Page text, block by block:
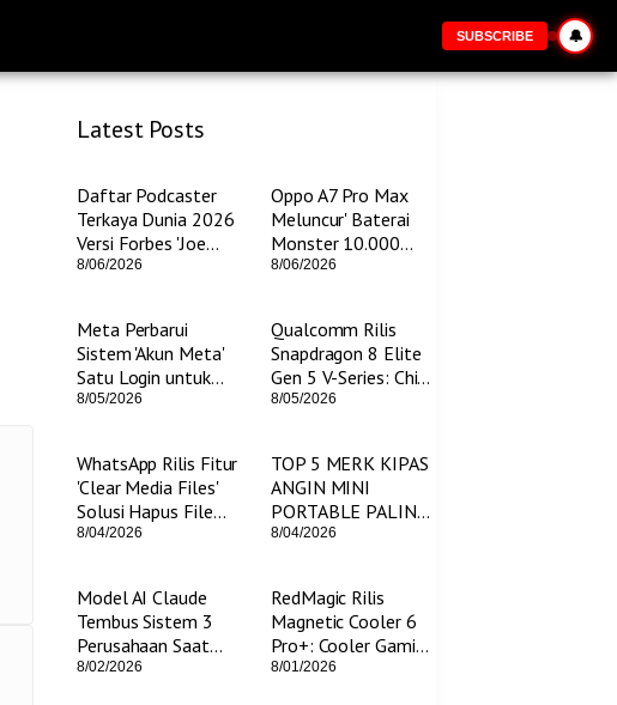
SUBSCRIBE 🔔
Latest Posts
Daftar Podcaster
Terkaya Dunia 2026
Versi Forbes 'Joe
Rogan Tembus Rp
8/06/2026
Oppo A7 Pro Max
Meluncur' Baterai
Monster 10.000
mAh dan Debut
8/06/2026
Meta Perbarui
Sistem 'Akun Meta'
Satu Login untuk
Semua Aplikasi dan
8/05/2026
Qualcomm Rilis
Snapdragon 8 Elite
Gen 5 V-Series: Chip
Gaming Anyar siap
8/05/2026
WhatsApp Rilis Fitur
'Clear Media Files'
Solusi Hapus File
Saluran WA Biar
8/04/2026
TOP 5 MERK KIPAS
ANGIN MINI
PORTABLE PALING
LARIS DI
8/04/2026
Model AI Claude
Tembus Sistem 3
Perusahaan Saat
Pengujian Keamanan
8/02/2026
RedMagic Rilis
Magnetic Cooler 6
Pro+: Cooler Gaming
Ekstrem 33W, Harga
8/01/2026